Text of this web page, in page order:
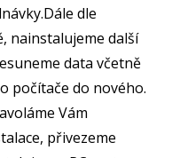
dle
nainstalujeme další
data včetně
počítače do nového.
Vám
přivezeme